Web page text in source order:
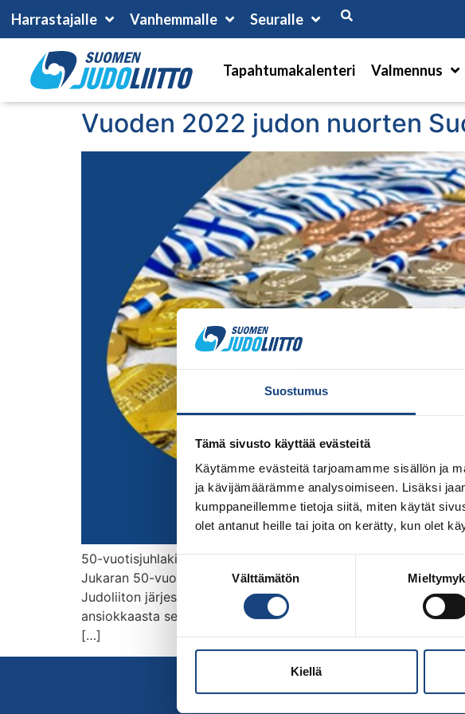
Suostumus
Tämä sivusto käyttää evästeitä
Käytämme evästeitä tarjoamamme sisällön ja
ja kävijämäärämme analysoimiseen. Lisäksi
kumppaneillemme tietoja siitä, miten käytät
olet antanut heille tai joita on kerätty, kun olet
Suostumuksen
Välttämätön
Kiellä
Harrastajalle Vanhemmalle Seuralle
Tapahtumakalenteri Valmennus
Vuoden 2022 judon nuorten
50-vuotisjuhlakilpailun humua ja SM-tulokset Uudet
Jukaran 50-vuotisjuhlakilpailussa. Tapahtumassa palkintoja
Judoliiton järjestöpäällikkö Juha Vuorela ojensi
ansiokkaasta seuratyöstä. Suomen juodovalmentajakerho
[…]